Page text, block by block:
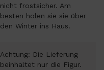
nicht frostsicher. Am
besten holen sie sie über
den Winter ins Haus.
Achtung: Die Lieferung
beinhaltet nur die Figur.